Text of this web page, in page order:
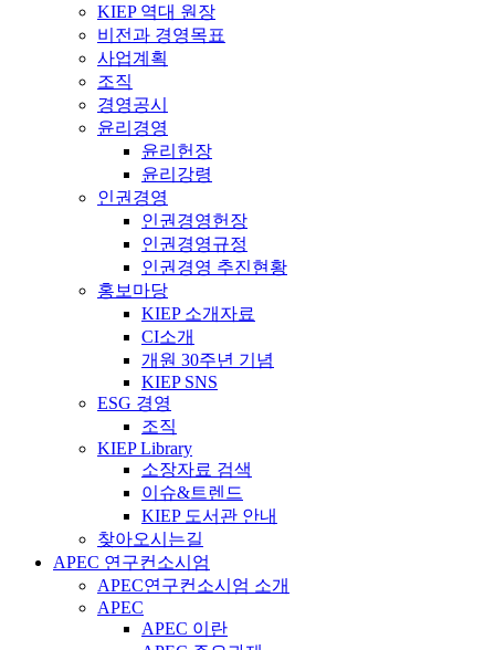
KIEP 역대 원장
비전과 경영목표
사업계획
조직
경영공시
윤리경영
윤리헌장
윤리강령
인권경영
인권경영헌장
인권경영규정
인권경영 추진현황
홍보마당
KIEP 소개자료
CI소개
개원 30주년 기념
KIEP SNS
ESG 경영
조직
KIEP Library
소장자료 검색
이슈&트렌드
KIEP 도서관 안내
찾아오시는길
APEC 연구컨소시엄
APEC연구컨소시엄 소개
APEC
APEC 이란